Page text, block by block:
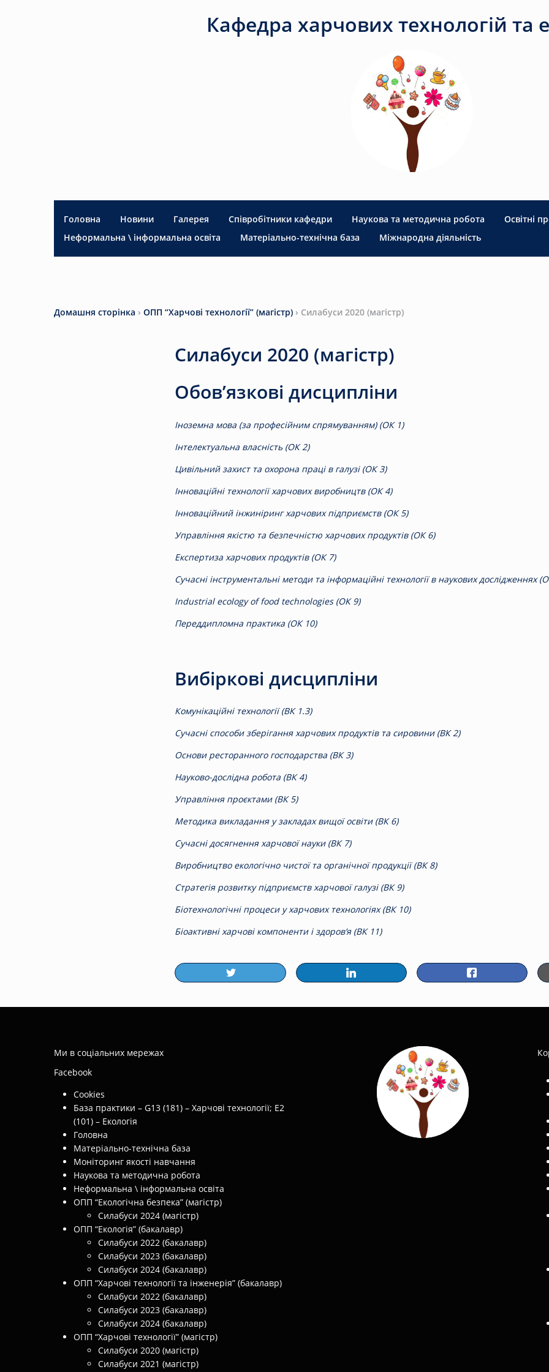
Кафедра харчових технологій та
Головна Новини Галерея Співробітники кафедри Наукова та методична робота
Освітні
Неформальна \ інформальна освіта
Матеріально-технічна база Міжнародна діяльність
Домашня сторінка › ОПП “Харчові технології” (магістр) › Силабуси 2020 (магістр)
Силабуси 2020 (магістр)
Обов’язкові дисципліни
Іноземна мова (за професійним спрямуванням) (ОК 1)
Інтелектуальна власність (ОК 2)
Цивільний захист та охорона праці в галузі (ОК 3)
Інноваційні технології харчових виробництв (ОК 4)
Інноваційний інжиніринг харчових підприємств (ОК 5)
Управління якістю та безпечністю харчових продуктів (ОК 6)
Експертиза харчових продуктів (ОК 7)
Сучасні інструментальні методи та інформаційні технології в наукових дослідженнях
Industrial ecology of food technologies (ОК 9)
Переддипломна практика (ОК 10)
Вибіркові дисципліни
Комунікаційні технології (ВК 1.3)
Сучасні способи зберігання харчових продуктів та сировини (ВК 2)
Основи ресторанного господарства (ВК 3)
Науково-дослідна робота (ВК 4)
Управління проєктами (ВК 5)
Методика викладання у закладах вищої освіти (ВК 6)
Сучасні досягнення харчової науки (ВК 7)
Виробництво екологічно чистої та органічної продукції (ВК 8)
Стратегія розвитку підприємств харчової галузі (ВК 9)
Біотехнологічні процеси у харчових технологіях (ВК 10)
Біоактивні харчові компоненти і здоров’я (ВК 11)
Ми в соціальних мережах
Facebook
Cookies
База практики – G13 (181) – Харчові технології; E2
(101) – Екологія
Головна
Матеріально-технічна база
Моніторинг якості навчання
Наукова та методична робота
Неформальна \ інформальна освіта
ОПП “Екологічна безпека” (магістр)
Силабуси 2024 (магістр)
ОПП “Екологія” (бакалавр)
Силабуси 2022 (бакалавр)
Силабуси 2023 (бакалавр)
Силабуси 2024 (бакалавр)
ОПП “Харчові технології та інженерія” (бакалавр)
Силабуси 2022 (бакалавр)
Силабуси 2023 (бакалавр)
Силабуси 2024 (бакалавр)
ОПП “Харчові технології” (магістр)
Силабуси 2020 (магістр)
Силабуси 2021 (магістр)